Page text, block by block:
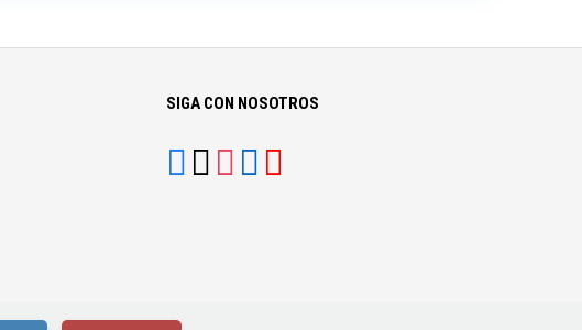
SIGA CON NOSOTROS